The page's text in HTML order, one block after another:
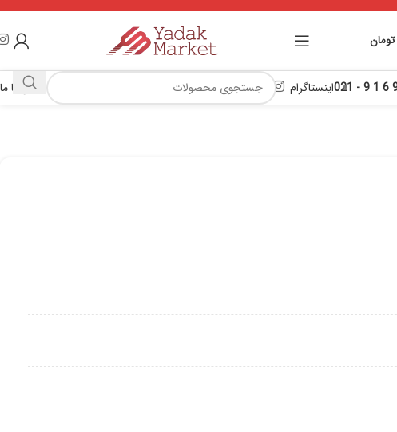
تومان
اینستاگرام تماس با ما